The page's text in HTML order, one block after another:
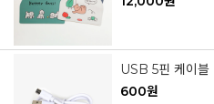
USB 5핀 케이블
600원